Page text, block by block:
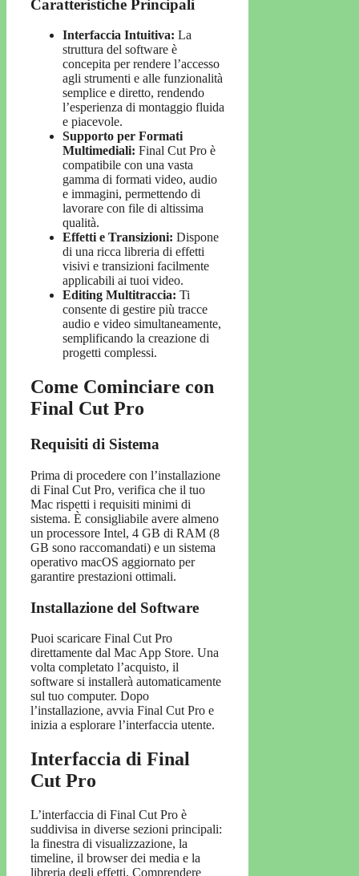
Caratteristiche Principali
Interfaccia Intuitiva: La
struttura del software è
concepita per rendere l’accesso
agli strumenti e alle funzionalità
semplice e diretto, rendendo
l’esperienza di montaggio fluida
e piacevole.
Supporto per Formati
Multimediali: Final Cut Pro è
compatibile con una vasta
gamma di formati video, audio
e immagini, permettendo di
lavorare con file di altissima
qualità.
Effetti e Transizioni: Dispone
di una ricca libreria di effetti
visivi e transizioni facilmente
applicabili ai tuoi video.
Editing Multitraccia: Ti
consente di gestire più tracce
audio e video simultaneamente,
semplificando la creazione di
progetti complessi.
Come Cominciare con
Final Cut Pro
Requisiti di Sistema
Prima di procedere con l’installazione
di Final Cut Pro, verifica che il tuo
Mac rispetti i requisiti minimi di
sistema. È consigliabile avere almeno
un processore Intel, 4 GB di RAM (8
GB sono raccomandati) e un sistema
operativo macOS aggiornato per
garantire prestazioni ottimali.
Installazione del Software
Puoi scaricare Final Cut Pro
direttamente dal Mac App Store. Una
volta completato l’acquisto, il
software si installerà automaticamente
sul tuo computer. Dopo
l’installazione, avvia Final Cut Pro e
inizia a esplorare l’interfaccia utente.
Interfaccia di Final
Cut Pro
L’interfaccia di Final Cut Pro è
suddivisa in diverse sezioni principali:
la finestra di visualizzazione, la
timeline, il browser dei media e la
libreria degli effetti. Comprendere